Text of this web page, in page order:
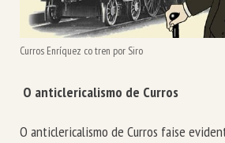
Curros Enríquez co tren por Siro
O anticlericalismo de Curros
O anticlericalismo de Curros faise